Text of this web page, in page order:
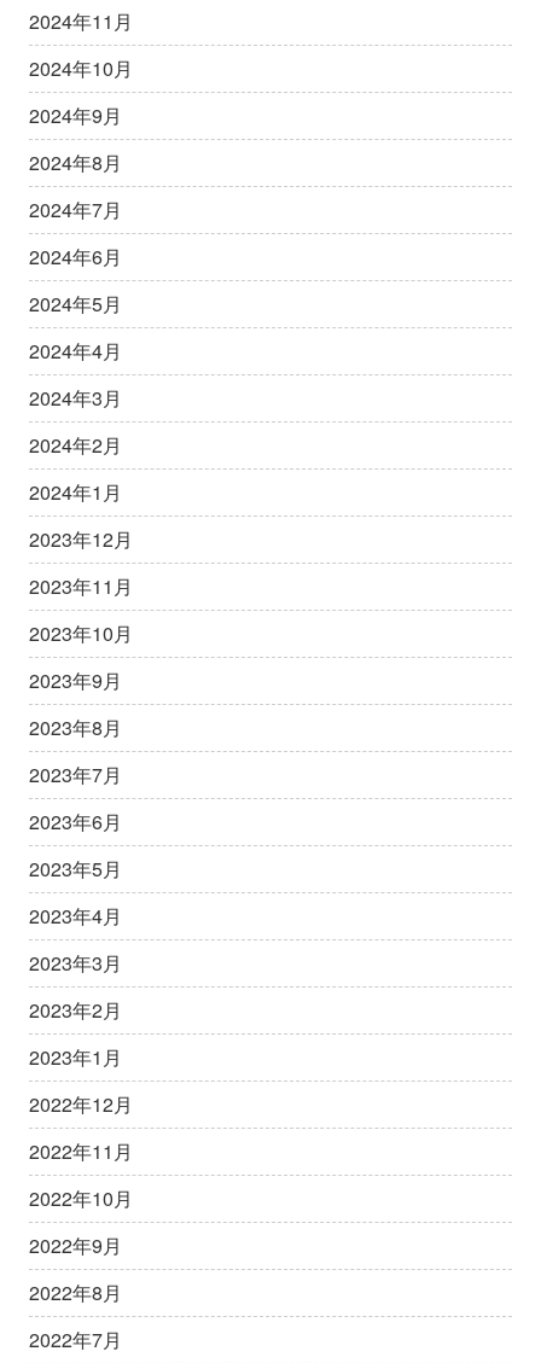
2024年11月
2024年10月
2024年9月
2024年8月
2024年7月
2024年6月
2024年5月
2024年4月
2024年3月
2024年2月
2024年1月
2023年12月
2023年11月
2023年10月
2023年9月
2023年8月
2023年7月
2023年6月
2023年5月
2023年4月
2023年3月
2023年2月
2023年1月
2022年12月
2022年11月
2022年10月
2022年9月
2022年8月
2022年7月